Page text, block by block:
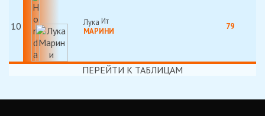
10
Лука
МАРИНИ
79
ПЕРЕЙТИ К ТАБЛИЦАМ